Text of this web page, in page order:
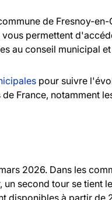
de Fresnoy-
permettent
au conseil municipal
pour suivre
France, notamment
2026. Dans les
second tour se tient
disponibles à partir de